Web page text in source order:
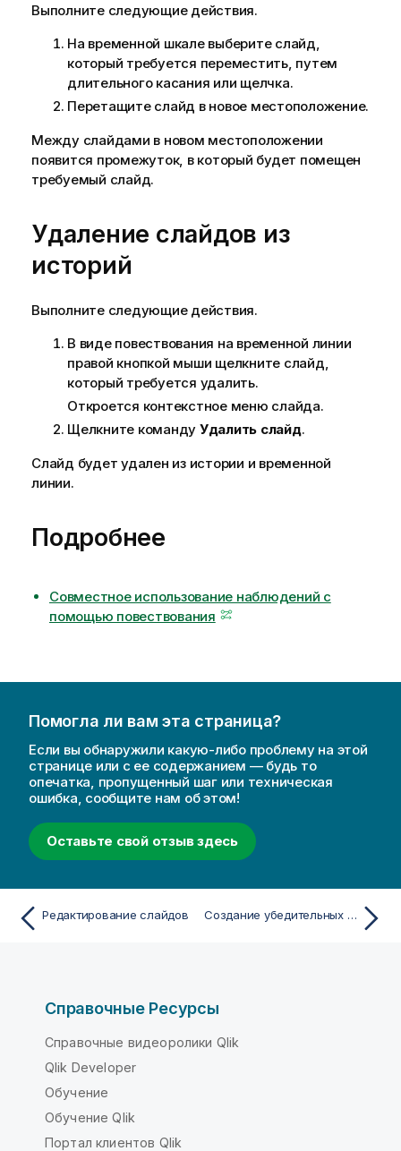
Выполните следующие действия.
На временной шкале выберите слайд,
который требуется переместить, путем
длительного касания или щелчка.
Перетащите слайд в новое местоположение.
Между слайдами в новом местоположении
появится промежуток, в который будет помещен
требуемый слайд.
Удаление слайдов из
историй
Выполните следующие действия.
В виде повествования на временной линии
правой кнопкой мыши щелкните слайд,
который требуется удалить.
Откроется контекстное меню слайда.
Щелкните команду Удалить слайд.
Слайд будет удален из истории и временной
линии.
Подробнее
Совместное использование наблюдений с
помощью повествования
Помогла ли вам эта страница?
Если вы обнаружили какую-либо проблему на этой
странице или с ее содержанием — будь то
опечатка, пропущенный шаг или техническая
ошибка, сообщите нам об этом!
Оставьте свой отзыв здесь
Редактирование слайдов Создание убедительных историй
Справочные Ресурсы
Справочные видеоролики Qlik
Qlik Developer
Обучение
Обучение Qlik
Портал клиентов Qlik